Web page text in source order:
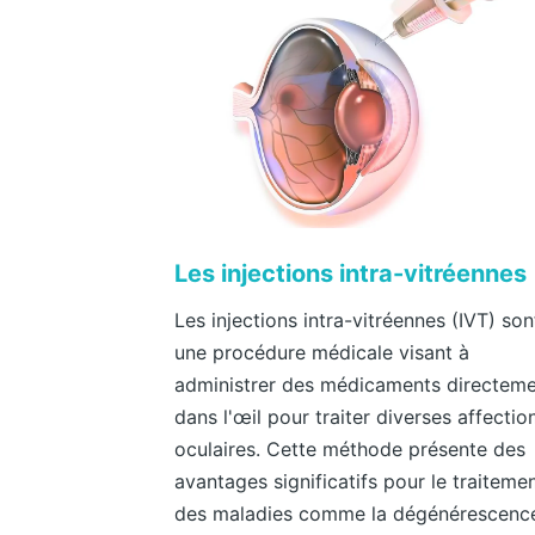
Les injections intra-vitréennes
Les injections intra-vitréennes (IVT)
une procédure médicale visant à
administrer des médicaments
dans l'œil pour traiter diverses
oculaires. Cette méthode présente des
avantages significatifs pour le
des maladies comme la